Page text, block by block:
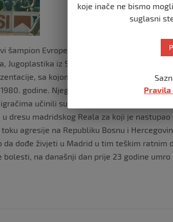
šampion Evrope u klupskoj košarci s
Jugoplastika iz Splita te Partizan iz
sa kojom je osvojio osam medalja
godine. Njegove košarkaške vještine,
učinili su ga jednim od najboljih
dresu madridskog Reala za koji je nastupao
agresije na Republiku Bosnu i
da dođe živjeti u Madrid u tim teškim ratnim
bolesti, na današnji dan prije 23 godine
koje inače ne bismo
suglasni